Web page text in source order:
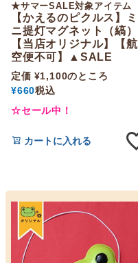
★サマーSALE対象アイテム
【かえるのピクルス】ミ
ニ提灯マグネット（縞）
【当店オリジナル】【航
空便不可】▲SALE
定価 ¥1,100のところ
¥660税込
☆セール中！
カートに入れる